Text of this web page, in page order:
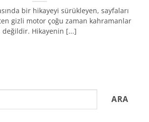
bir hikayeyi sürükleyen, sayfaları
gizli motor çoğu zaman kahramanlar
değildir. Hikayenin [...]
ARA